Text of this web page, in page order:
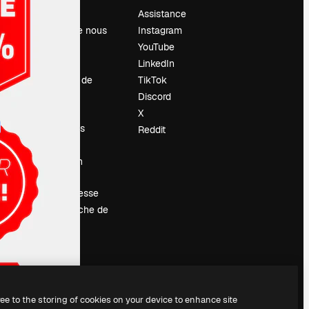
À propos de nous
Tendances de
Événements
Vendre mon
contenu
Salle de presse
À la recherche de
Assistance
Instagram
YouTube
LinkedIn
TikTok
Discord
X
Reddit
to the storing of cookies on your device to enhance site